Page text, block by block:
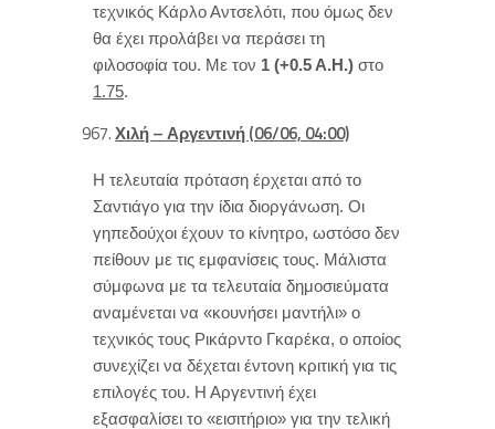
τεχνικός Κάρλο Αντσελότι, που όμως δεν
θα έχει προλάβει να περάσει τη
φιλοσοφία του. Με τον 1 (+0.5 Α.Η.) στο
1.75.
Χιλή – Αργεντινή (06/06, 04:00)
Η τελευταία πρόταση έρχεται από το
Σαντιάγο για την ίδια διοργάνωση. Οι
γηπεδούχοι έχουν το κίνητρο, ωστόσο δεν
πείθουν με τις εμφανίσεις τους. Μάλιστα
σύμφωνα με τα τελευταία δημοσιεύματα
αναμένεται να «κουνήσει μαντήλι» ο
τεχνικός τους Ρικάρντο Γκαρέκα, ο οποίος
συνεχίζει να δέχεται έντονη κριτική για τις
επιλογές του. Η Αργεντινή έχει
εξασφαλίσει το «εισιτήριο» για την τελική